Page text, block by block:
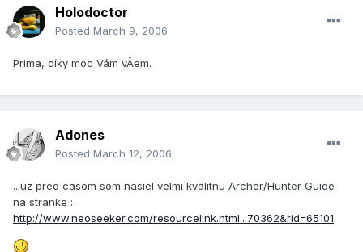
Holodoctor
Posted March 9, 2006
Prima, dí­ky moc Vám vÄem.
Adones
Posted March 12, 2006
...uz pred casom som nasiel velmi kvalitnu Archer/Hunter Guide
na stranke :
http://www.neoseeker.com/resourcelink.html...70362&rid=65101